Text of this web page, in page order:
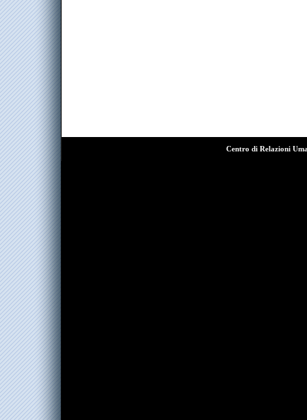
Centro di Relazioni